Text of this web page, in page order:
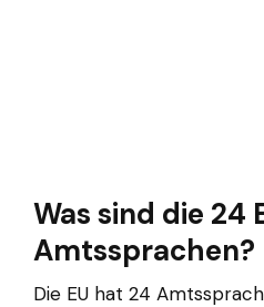
Was sind die 24
Amtssprachen?
Die EU hat 24